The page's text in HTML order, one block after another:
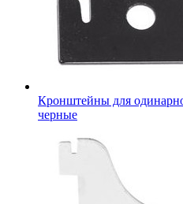
Кронштейны для
черные